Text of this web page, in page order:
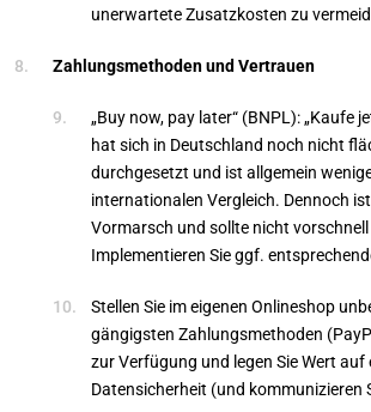
unerwartete Zusatzkosten zu
Zahlungsmethoden und Vertrauen
„Buy now, pay later“ (BNPL): „Kaufe
hat sich in Deutschland noch nicht
durchgesetzt und ist allgemein
internationalen Vergleich. Dennoch
Vormarsch und sollte nicht
Implementieren Sie ggf.
Stellen Sie im eigenen Onlineshop
gängigsten Zahlungsmethoden
zur Verfügung und legen Sie Wert auf
Datensicherheit (und kommunizieren